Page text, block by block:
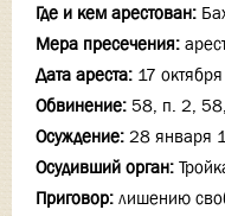
Где и кем арестован:
Мера пресечения:
Дата ареста: 17
Обвинение: 58, п. 2,
Осуждение: 28 января
Осудивший орган:
Приговор: лишению